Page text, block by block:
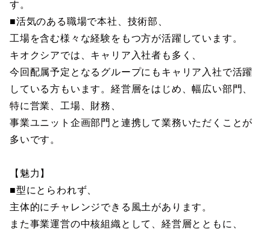
す。
■活気のある職場で本社、技術部、
工場を含む様々な経験をもつ方が活躍しています。
キオクシアでは、キャリア入社者も多く、
今回配属予定となるグループにもキャリア入社で活躍
している方もいます。経営層をはじめ、幅広い部門、
特に営業、工場、財務、
事業ユニット企画部門と連携して業務いただくことが
多いです。
【魅力】
■型にとらわれず、
主体的にチャレンジできる風土があります。
また事業運営の中核組織として、経営層とともに、